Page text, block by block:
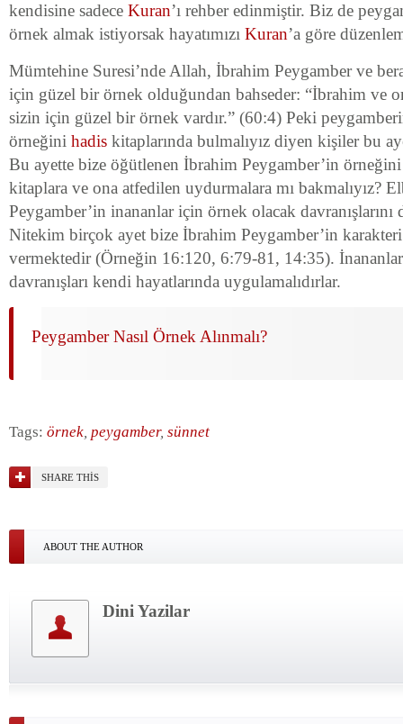
kendisine sadece Kuran’ı rehber edinmiştir. Biz de
örnek almak istiyorsak hayatımızı Kuran’a göre
Mümtehine Suresi’nde Allah, İbrahim Peygamber ve
için güzel bir örnek olduğundan bahseder: “İbrahim ve
sizin için güzel bir örnek vardır.” (60:4) Peki
örneğini hadis kitaplarında bulmalıyız diyen kişiler bu
Bu ayette bize öğütlenen İbrahim Peygamber’in
kitaplara ve ona atfedilen uydurmalara mı bakmalıyız?
Peygamber’in inananlar için örnek olacak davranışlarını
Nitekim birçok ayet bize İbrahim Peygamber’in
vermektedir (Örneğin 16:120, 6:79-81, 14:35).
davranışları kendi hayatlarında uygulamalıdırlar.
Peygamber Nasıl Örnek Alınmalı?
Tags: örnek, peygamber, sünnet
SHARE THIS
ABOUT THE AUTHOR
Dini Yazilar